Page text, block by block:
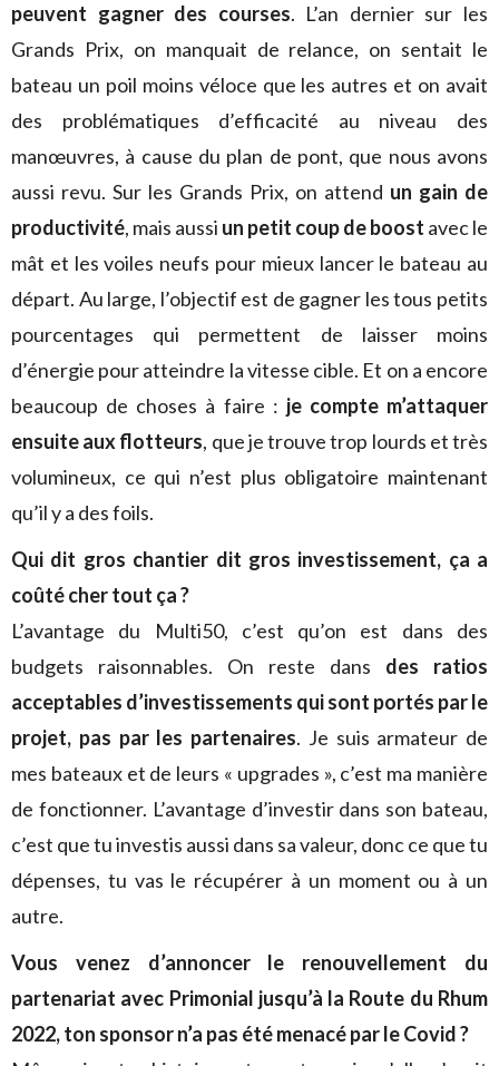
peuvent gagner des courses. L’an dernier sur les
Grands Prix, on manquait de relance, on sentait le
bateau un poil moins véloce que les autres et on avait
des problématiques d’efficacité au niveau des
manœuvres, à cause du plan de pont, que nous avons
aussi revu. Sur les Grands Prix, on attend un gain de
productivité, mais aussi un petit coup de boost avec le
mât et les voiles neufs pour mieux lancer le bateau au
départ. Au large, l’objectif est de gagner les tous petits
pourcentages qui permettent de laisser moins
d’énergie pour atteindre la vitesse cible. Et on a encore
beaucoup de choses à faire : je compte m’attaquer
ensuite aux flotteurs, que je trouve trop lourds et très
volumineux, ce qui n’est plus obligatoire maintenant
qu’il y a des foils.
Qui dit gros chantier dit gros investissement, ça a
coûté cher tout ça ?
L’avantage du Multi50, c’est qu’on est dans des
budgets raisonnables. On reste dans des ratios
acceptables d’investissements qui sont portés par le
projet, pas par les partenaires. Je suis armateur de
mes bateaux et de leurs « upgrades », c’est ma manière
de fonctionner. L’avantage d’investir dans son bateau,
c’est que tu investis aussi dans sa valeur, donc ce que tu
dépenses, tu vas le récupérer à un moment ou à un
autre.
Vous venez d’annoncer le renouvellement du
partenariat avec Primonial jusqu’à la Route du Rhum
2022, ton sponsor n’a pas été menacé par le Covid ?